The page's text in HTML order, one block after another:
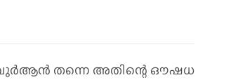
തന്നെ അതിന്റെ ഔഷധ